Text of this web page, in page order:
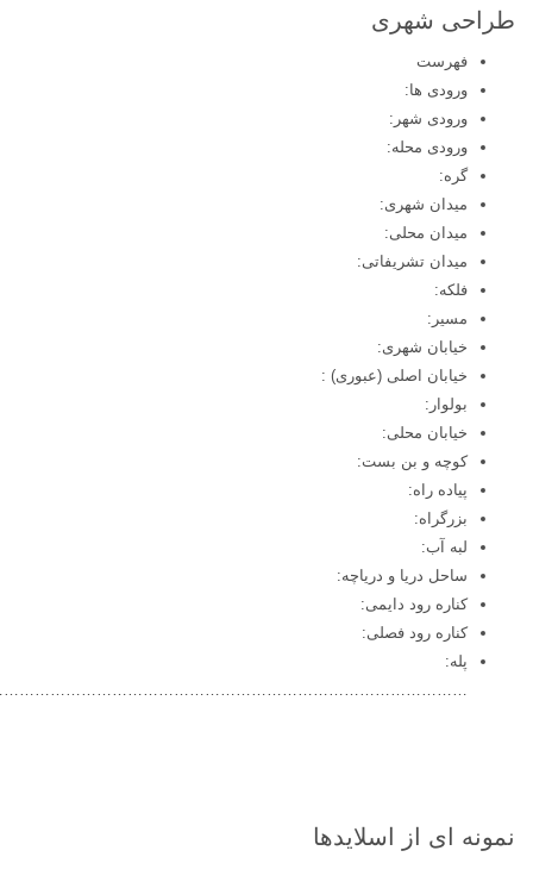
طراحی شهری
فهرست
ورودی ها:
ورودی شهر:
ورودی محله:
گره:
میدان شهری:
میدان محلی:
میدان تشریفاتی:
فلکه:
مسیر:
خیابان شهری:
خیابان اصلی (عبوری) :
بولوار:
خیابان محلی:
کوچه و بن بست:
پیاده راه:
بزرگراه:
لبه آب:
ساحل دریا و دریاچه:
کناره رود دایمی:
کناره رود فصلی:
پله:
نمونه ای از اسلایدها